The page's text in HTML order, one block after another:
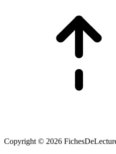
Copyright © 2026